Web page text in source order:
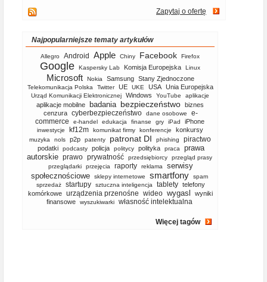
Zapytaj o ofertę
Najpopularniejsze tematy artykułów
Allegro Android Apple Chiny Facebook Firefox
Google Kaspersky Lab Komisja Europejska Linux
Microsoft Nokia Samsung Stany Zjednoczone
Telekomunikacja Polska Twitter UE UKE USA Unia Europejska
Urząd Komunikacji Elektronicznej Windows YouTube aplikacje
aplikacje mobilne badania bezpieczeństwo biznes
cenzura cyberbezpieczeństwo dane osobowe
e-
commerce
e-handel edukacja finanse gry iPad iPhone
inwestycje kf12m komunikat firmy konferencje konkursy
muzyka nols p2p patenty patronat DI phishing piractwo
podatki podcasty policja politycy polityka praca
prawa
autorskie prawo prywatność przedsiębiorcy
przegląd prasy
przeglądarki
przejęcia raporty reklama
serwisy
społecznościowe
sklepy internetowe smartfony
spam
sprzedaż
startupy sztuczna inteligencja tablety telefony
komórkowe
urządzenia przenośne wideo wygasl
wyniki
finansowe
wyszukiwarki własność intelektualna
Więcej tagów